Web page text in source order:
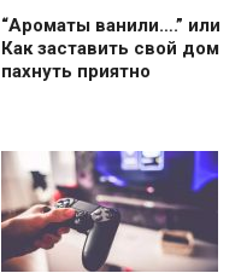
“Ароматы ванили….” или
Как заставить свой дом
пахнуть приятно